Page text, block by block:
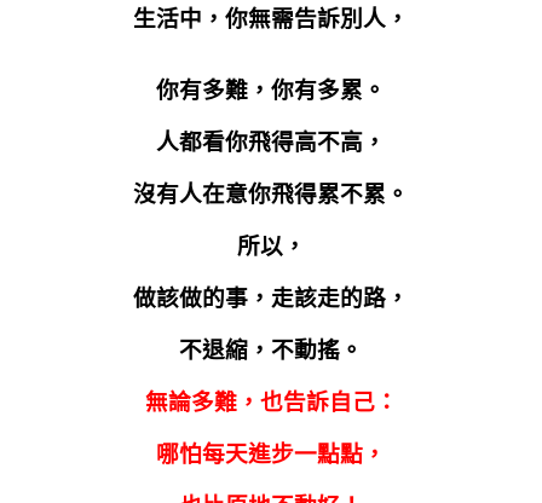
生活中，你無需告訴別人，
你有多難，你有多累。
人都看你飛得高不高，
沒有人在意你飛得累不累。
所以，
做該做的事，走該走的路，
不退縮，不動搖。
無論多難，也告訴自己：
哪怕每天進步一點點，